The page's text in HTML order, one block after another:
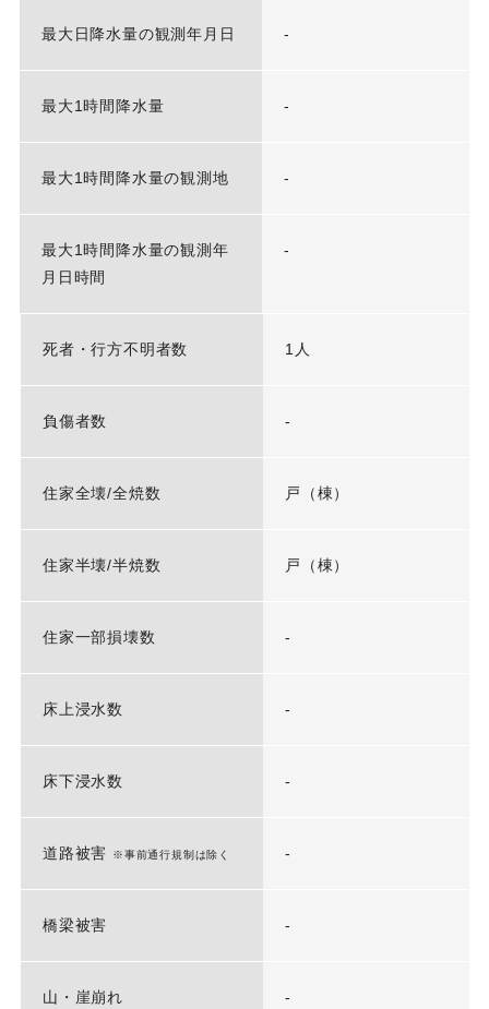
最大日降水量の観測年月日 -
最大1時間降水量 -
最大1時間降水量の観測地 -
最大1時間降水量の観測年
月日時間
-
死者・行方不明者数 1人
負傷者数 -
住家全壊/全焼数 戸（棟）
住家半壊/半焼数 戸（棟）
住家一部損壊数 -
床上浸水数 -
床下浸水数 -
道路被害 ※事前通行規制は除く -
橋梁被害 -
山・崖崩れ -